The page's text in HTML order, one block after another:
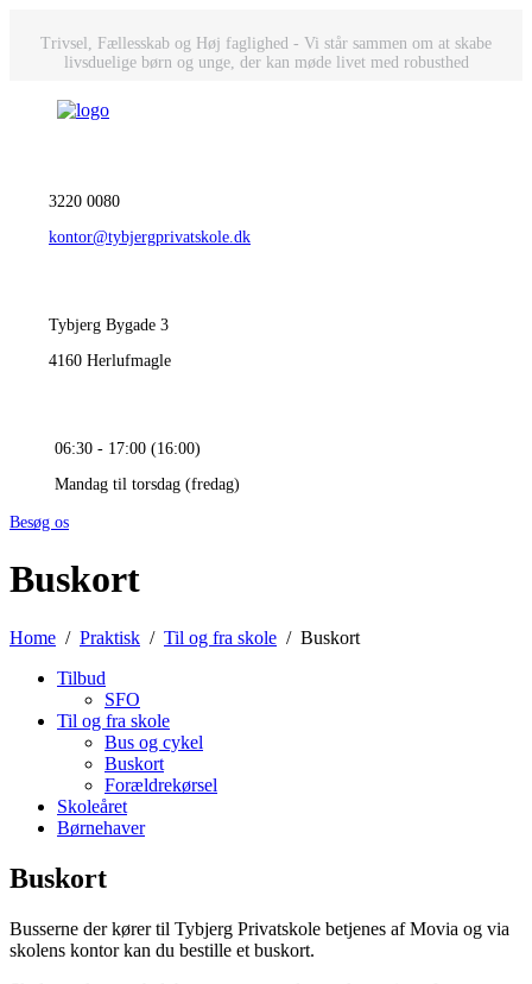
Trivsel, Fællesskab og Høj faglighed - Vi står sammen om at skabe
livsduelige børn og unge, der kan møde livet med robusthed
3220 0080
kontor@tybjergprivatskole.dk
Tybjerg Bygade 3
4160 Herlufmagle
06:30 - 17:00 (16:00)
Mandag til torsdag (fredag)
Besøg os
Buskort
Home Praktisk Til og fra skole
Buskort
Tilbud
SFO
Til og fra skole
Bus og cykel
Buskort
Forældrekørsel
Skoleåret
Børnehaver
Buskort
Busserne der kører til Tybjerg Privatskole betjenes af Movia og via
skolens kontor kan du bestille et buskort.